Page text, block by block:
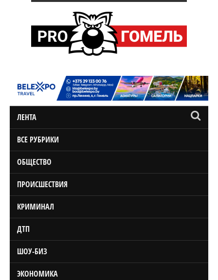
ЛЕНТА
ВСЕ РУБРИКИ
ОБЩЕСТВО
ПРОИСШЕСТВИЯ
КРИМИНАЛ
ДТП
ШОУ-БИЗ
ЭКОНОМИКА